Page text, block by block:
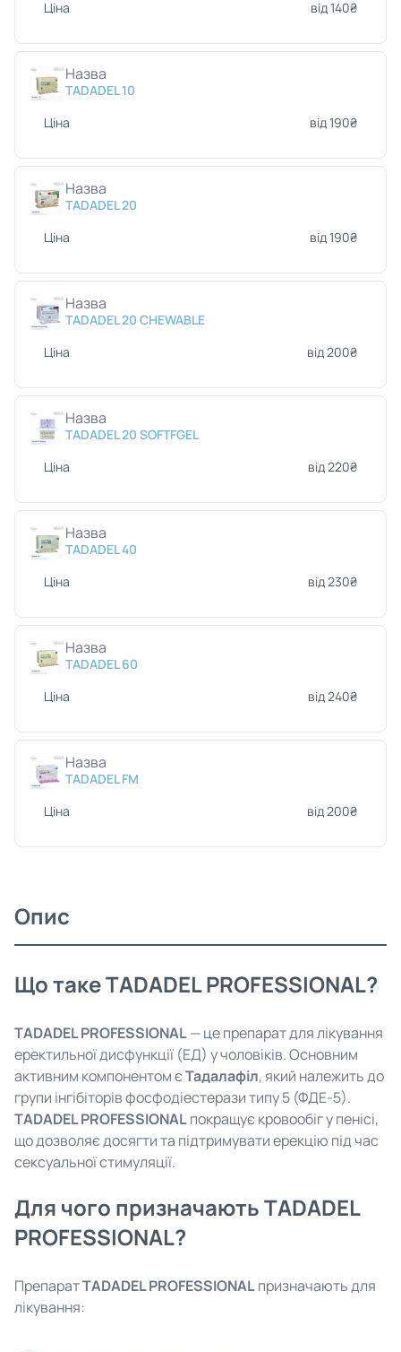
Ціна від 140₴
Назва
TADADEL 10
Ціна
від 190₴
Назва
TADADEL 20
Ціна
від 190₴
Назва
TADADEL 20 CHEWABLE
Ціна
від 200₴
Назва
TADADEL 20 SOFTFGEL
Ціна
від 220₴
Назва
TADADEL 40
Ціна
від 230₴
Назва
TADADEL 60
Ціна
від 240₴
Назва
TADADEL FM
Ціна
від 200₴
Опис
Що таке TADADEL PROFESSIONAL?
TADADEL PROFESSIONAL— це препарат для лікування
еректильної дисфункції (ЕД) у чоловіків. Основним
активним компонентом єТадалафіл, який належить до
групи інгібіторів фосфодіестерази типу 5 (ФДЕ-5).
TADADEL PROFESSIONALпокращує кровообіг у пенісі,
що дозволяє досягти та підтримувати ерекцію під час
сексуальної стимуляції.
Для чого призначають TADADEL
PROFESSIONAL?
ПрепаратTADADEL PROFESSIONALпризначають для
лікування: